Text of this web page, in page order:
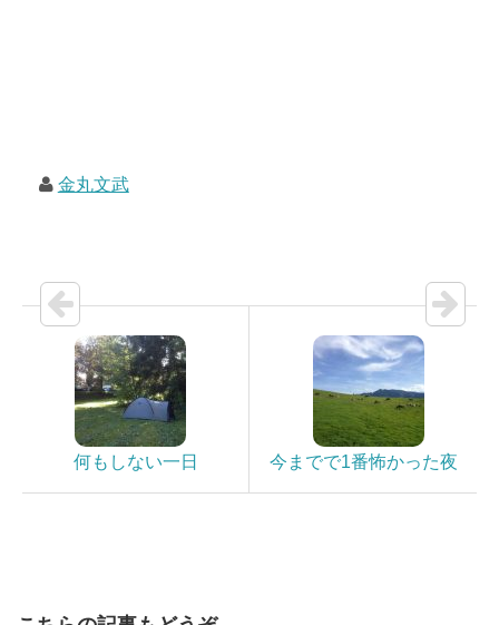
金丸文武
何もしない一日 今までで1番怖かった夜